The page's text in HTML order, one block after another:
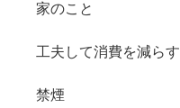
家のこと
工夫して消費を減らす
禁煙